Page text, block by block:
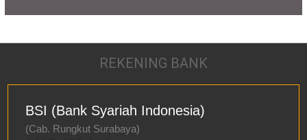
REKENING BANK
BSI (Bank Syariah Indonesia)
(Cab. Rungkut Surabaya)